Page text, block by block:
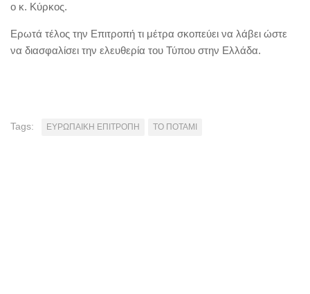
ο κ. Κύρκος.
Ερωτά τέλος την Επιτροπή τι μέτρα σκοπεύει να λάβει ώστε
να διασφαλίσει την ελευθερία του Τύπου στην Ελλάδα.
Tags: ΕΥΡΩΠΑΙΚΗ ΕΠΙΤΡΟΠΗ ΤΟ ΠΟΤΑΜΙ